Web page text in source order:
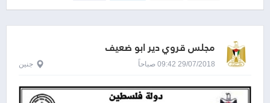
مجلس قروي دير ابو ضعيف
29/07/2018 09:42 صباحاً جنين